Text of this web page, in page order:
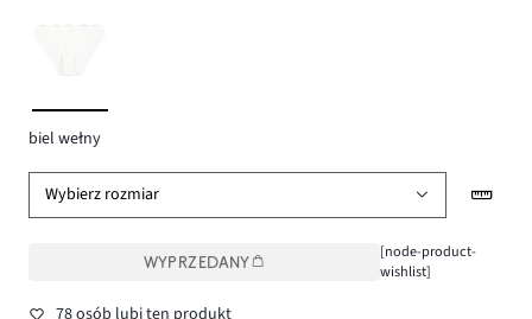
biel wełny
Wybierz rozmiar
WYPRZEDANY
[node-product-
wishlist]